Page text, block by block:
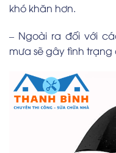
khó khăn hơn.
– Ngoài ra đối với
mưa sẽ gây tình trạng